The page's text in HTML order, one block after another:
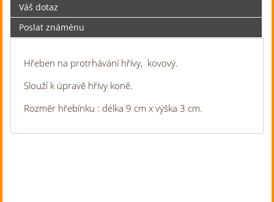
Váš dotaz
Poslat známénu
Hřeben na protrhávání hřívy, kovový.
Slouží k úpravě hřívy koně.
Rozměr hřebínku : délka 9 cm x výška 3 cm.